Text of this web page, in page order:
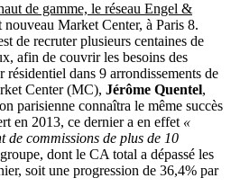
de gamme, le réseau Engel &
Market Center, à Paris 8.
de recruter plusieurs centaines de
afin de couvrir les besoins des
résidentiel dans 9 arrondissements de
Center (MC), Jérôme Quentel,
parisienne connaîtra le même succès
en 2013, ce dernier a en effet «
de commissions de plus de 10
dont le CA total a dépassé les
soit une progression de 36,4% par